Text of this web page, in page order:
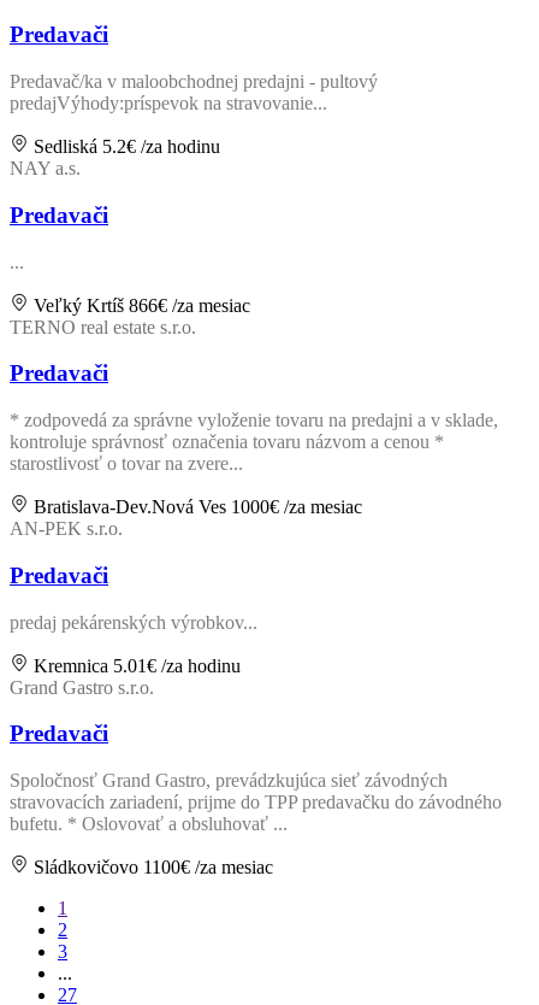
Predavači
Predavač/ka v maloobchodnej predajni - pultový
predajVýhody:príspevok na stravovanie...
Sedliská 5.2€ /za hodinu
NAY a.s.
Predavači
...
Veľký Krtíš 866€ /za mesiac
TERNO real estate s.r.o.
Predavači
* zodpovedá za správne vyloženie tovaru na predajni a v sklade,
kontroluje správnosť označenia tovaru názvom a cenou *
starostlivosť o tovar na zvere...
Bratislava-Dev.Nová Ves 1000€ /za mesiac
AN-PEK s.r.o.
Predavači
predaj pekárenských výrobkov...
Kremnica 5.01€ /za hodinu
Grand Gastro s.r.o.
Predavači
Spoločnosť Grand Gastro, prevádzkujúca sieť závodných
stravovacích zariadení, prijme do TPP predavačku do závodného
bufetu. * Oslovovať a obsluhovať ...
Sládkovičovo 1100€ /za mesiac
1
2
3
...
27